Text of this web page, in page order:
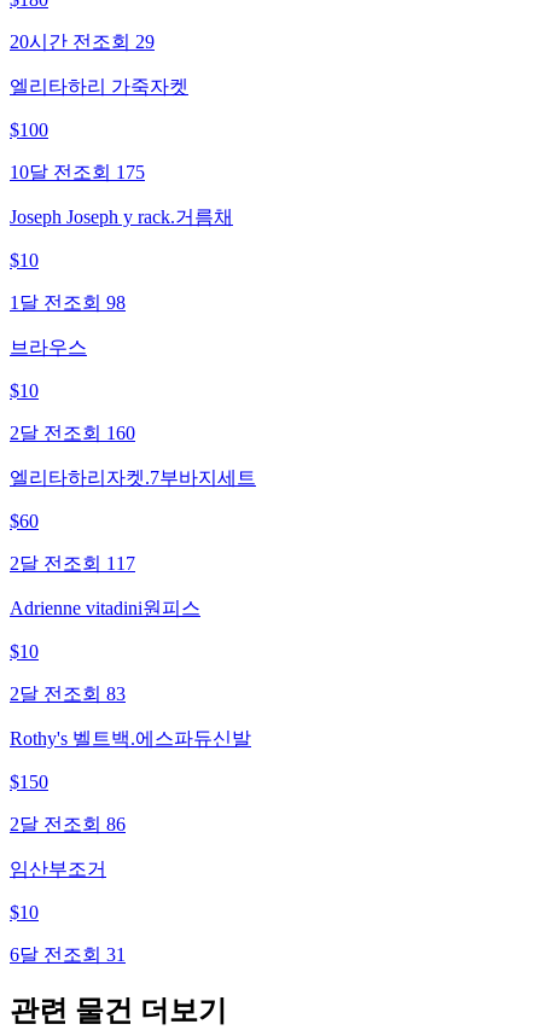
20시간 전 조회 29
엘리타하리 가죽자켓
$100
10달 전 조회 175
Joseph Joseph y rack.거름채
$10
1달 전 조회 98
브라우스
$10
2달 전 조회 160
엘리타하리자켓.7부바지세트
$60
2달 전 조회 117
Adrienne vitadini원피스
$10
2달 전 조회 83
Rothy's 벨트백.에스파듀신발
$150
2달 전 조회 86
임산부조거
$10
6달 전 조회 31
관련 물건 더보기